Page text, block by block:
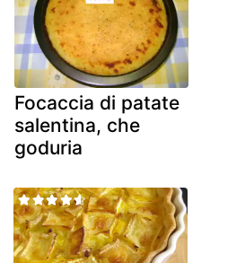
Focaccia di patate
salentina, che
goduria